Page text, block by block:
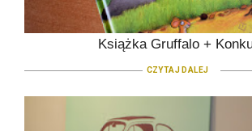
Książka Gruffalo +
CZYTAJ DALEJ